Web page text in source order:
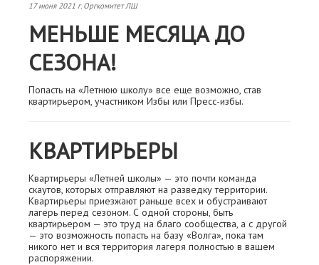
17 июня 2021 г. Оргкомитет ЛШ
МЕНЬШЕ МЕСЯЦА ДО
СЕЗОНА!
Попасть на «Летнюю школу» все еще возможно, став
квартирьером, участником Избы или Пресс-избы.
КВАРТИРЬЕРЫ
Квартирьеры «Летней школы» — это почти команда
скаутов, которых отправляют на разведку территории.
Квартирьеры приезжают раньше всех и обустраивают
лагерь перед сезоном. С одной стороны, быть
квартирьером — это труд на благо сообщества, а с другой
— это возможность попасть на базу «Волга», пока там
никого нет и вся территория лагеря полностью в вашем
распоряжении.